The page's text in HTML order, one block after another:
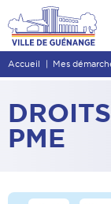
Contenu
Entête de page
Menu principal
Pied de page
Accueil Mes
PME